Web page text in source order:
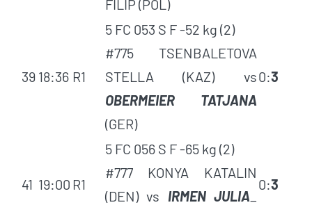
FILIP (POL)
39 18:36 R1
5 FC 053 S F -52 kg (2)
#775 TSENBALETOVA
STELLA (KAZ) vs
OBERMEIER TATJANA
(GER)
0:3
41 19:00 R1
5 FC 056 S F -65 kg (2)
#777 KONYA KATALIN
(DEN) vs IRMEN JULIA
0:3